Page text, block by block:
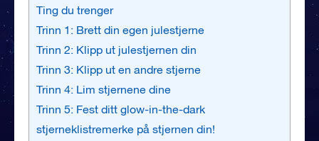
Ting du trenger
Trinn 1: Brett din egen julestjerne
Trinn 2: Klipp ut julestjernen din
Trinn 3: Klipp ut en andre stjerne
Trinn 4: Lim stjernene dine
Trinn 5: Fest ditt glow-in-the-dark
stjerneklistremerke på stjernen din!